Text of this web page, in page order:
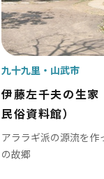
長南町
伊藤左千夫の生家
民俗資料館）
アララギ派の源流を作
の故郷
九十九里 山武市